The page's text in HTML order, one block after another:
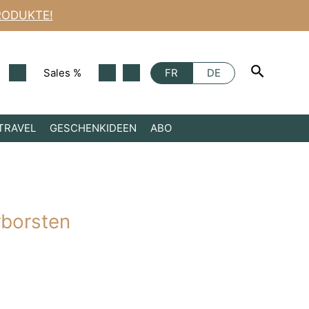
Sales % FR DE
GESCHENKIDEEN ABO
Naturborsten